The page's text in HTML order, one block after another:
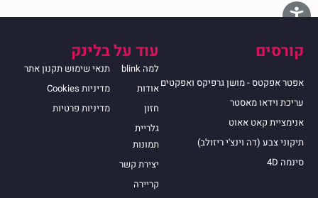
קורסים
אפטר אפקטס - מושן גרפיקס ואפקטים
עריכת וידאו מאסטר
אנימציית קאט אאוט
תיקוני צבע (דה וינצ'י ריזולב)
סינמה 4D
עוד על בלינק
למה blink
אודות
חזון
גלריית
תמונות
יצירת קשר
קריירה
תנאי שימוש תקנון אתר
מדיניות Cookies
מדיניות פרטיות